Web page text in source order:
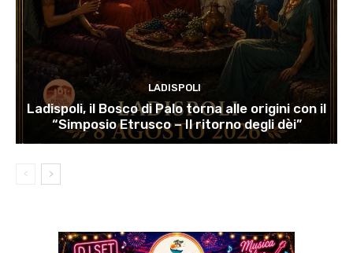
LADISPOLI
Ladispoli, il Bosco di Palo torna alle origini con il
“Simposio Etrusco – Il ritorno degli dèi”